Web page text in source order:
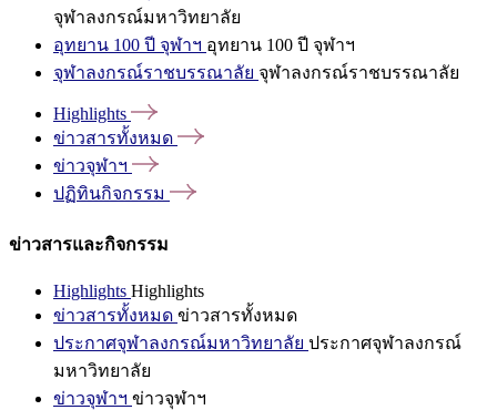
จุฬาลงกรณ์มหาวิทยาลัย
อุทยาน 100 ปี จุฬาฯ อุทยาน 100 ปี จุฬาฯ
จุฬาลงกรณ์ราชบรรณาลัย จุฬาลงกรณ์ราชบรรณาลัย
Highlights
ข่าวสารทั้งหมด
ข่าวจุฬาฯ
ปฏิทินกิจกรรม
ข่าวสารและกิจกรรม
Highlights Highlights
ข่าวสารทั้งหมด ข่าวสารทั้งหมด
ประกาศจุฬาลงกรณ์มหาวิทยาลัย ประกาศจุฬาลงกรณ์
มหาวิทยาลัย
ข่าวจุฬาฯ ข่าวจุฬาฯ